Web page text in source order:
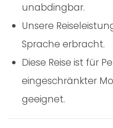
unabdingbar.
Unsere
Sprache erbracht.
Diese Reise ist für
eingeschränkter
geeignet.